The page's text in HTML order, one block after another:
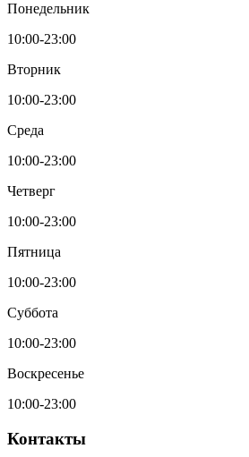
Понедельник
10:00-23:00
Вторник
10:00-23:00
Среда
10:00-23:00
Четверг
10:00-23:00
Пятница
10:00-23:00
Суббота
10:00-23:00
Воскресенье
10:00-23:00
Контакты